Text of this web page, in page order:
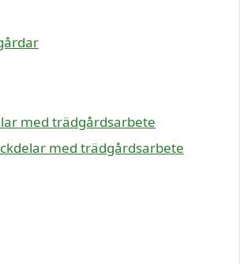
med trädgårdsarbete
med trädgårdsarbete